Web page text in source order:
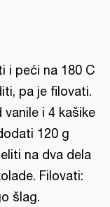
i peći na 180 C
pa je filovati.
vanile i 4 kašike
120 g
na dva dela
Filovati:
šlag.